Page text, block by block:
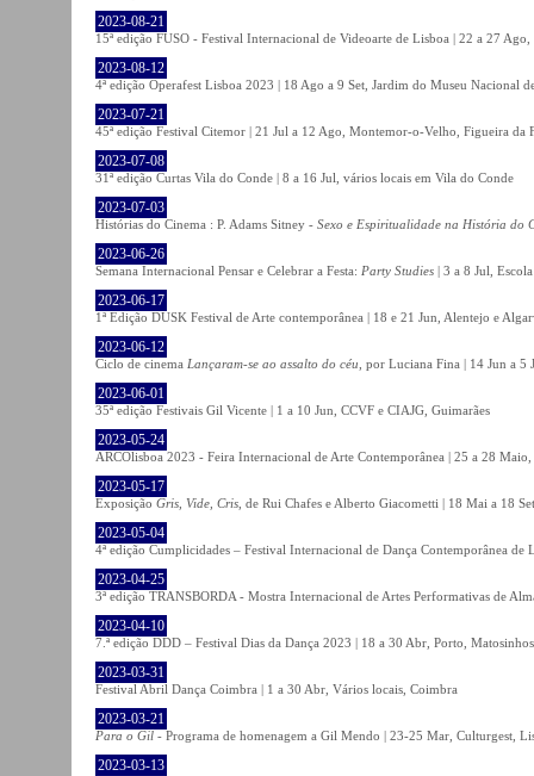
2023-08-21
15ª edição FUSO - Festival Internacional de Videoarte de Lisboa | 22 a 27
2023-08-12
4ª edição Operafest Lisboa 2023 | 18 Ago a 9 Set, Jardim do Museu Nacional
2023-07-21
45ª edição Festival Citemor | 21 Jul a 12 Ago, Montemor-o-Velho, Figueira da
2023-07-08
31ª edição Curtas Vila do Conde | 8 a 16 Jul, vários locais em Vila do Conde
2023-07-03
Histórias do Cinema : P. Adams Sitney - Sexo e Espiritualidade na História do
2023-06-26
Semana Internacional Pensar e Celebrar a Festa: Party Studies | 3 a 8 Jul,
2023-06-17
1ª Edição DUSK Festival de Arte contemporânea | 18 e 21 Jun, Alentejo e
2023-06-12
Ciclo de cinema Lançaram-se ao assalto do céu , por Luciana Fina | 14 Jun a 5
2023-06-01
35ª edição Festivais Gil Vicente | 1 a 10 Jun, CCVF e CIAJG, Guimarães
2023-05-24
ARCOlisboa 2023 - Feira Internacional de Arte Contemporânea | 25 a 28
2023-05-17
Exposição Gris, Vide, Cris , de Rui Chafes e Alberto Giacometti | 18 Mai a 18
2023-05-04
4ª edição Cumplicidades – Festival Internacional de Dança Contemporânea
2023-04-25
3ª edição TRANSBORDA - Mostra Internacional de Artes Performativas de
2023-04-10
7.ª edição DDD – Festival Dias da Dança 2023 | 18 a 30 Abr, Porto,
2023-03-31
Festival Abril Dança Coimbra | 1 a 30 Abr, Vários locais, Coimbra
2023-03-21
Para o Gil - Programa de homenagem a Gil Mendo | 23-25 Mar, Culturgest,
2023-03-13